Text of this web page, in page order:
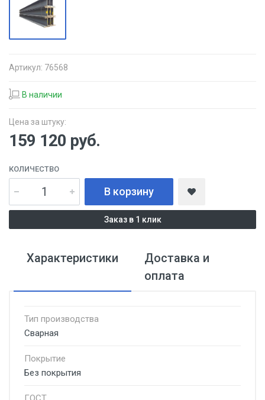
Артикул: 76568
В наличии
Цена за штуку:
159 120 руб.
КОЛИЧЕСТВО
В корзину
Заказ в 1 клик
Характеристики
Доставка и
оплата
Тип производства
Сварная
Покрытие
Без покрытия